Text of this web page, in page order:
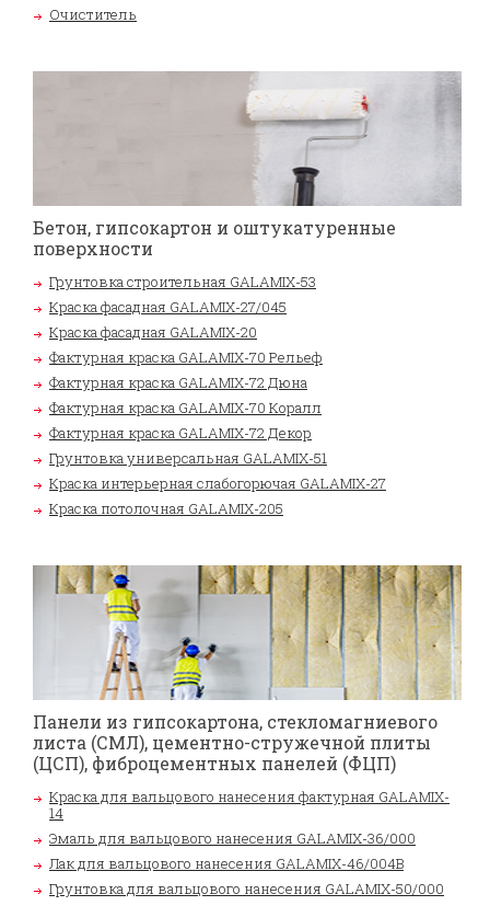
Очиститель
Бетон, гипсокартон и оштукатуренные
поверхности
Грунтовка строительная GALAMIX-53
Краска фасадная GALAMIX-27/045
Краска фасадная GALAMIX-20
Фактурная краска GALAMIX-70 Рельеф
Фактурная краска GALAMIX-72 Дюна
Фактурная краска GALAMIX-70 Коралл
Фактурная краска GALAMIX-72 Декор
Грунтовка универсальная GALAMIX-51
Краска интерьерная слабогорючая GALAMIX-27
Краска потолочная GALAMIX-205
Панели из гипсокартона, стекломагниевого
листа (СМЛ), цементно-стружечной плиты
(ЦСП), фиброцементных панелей (ФЦП)
Краска для вальцового нанесения фактурная GALAMIX-
14
Эмаль для вальцового нанесения GALAMIX-36/000
Лак для вальцового нанесения GALAMIX-46/004В
Грунтовка для вальцового нанесения GALAMIX-50/000